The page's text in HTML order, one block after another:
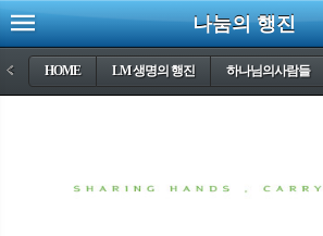
나눔의 행진
< HOME LM 생명의 행진 하나님의사람들